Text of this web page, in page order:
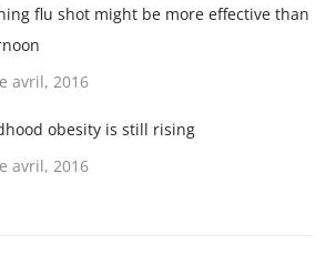
flu shot might be more effective than
avril, 2016
obesity is still rising
avril, 2016